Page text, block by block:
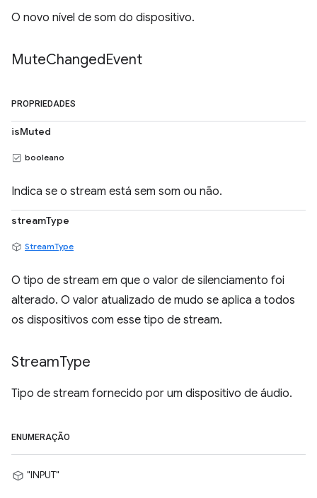
O novo nível de som do dispositivo.
MuteChangedEvent
PROPRIEDADES
isMuted
booleano
Indica se o stream está sem som ou não.
streamType
StreamType
O tipo de stream em que o valor de silenciamento foi
alterado. O valor atualizado de mudo se aplica a todos
os dispositivos com esse tipo de stream.
StreamType
Tipo de stream fornecido por um dispositivo de áudio.
ENUMERAÇÃO
"INPUT"